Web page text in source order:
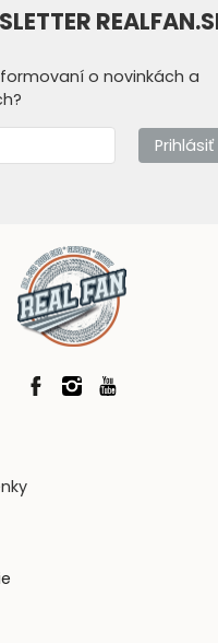
o novinkách a
Prihlásiť